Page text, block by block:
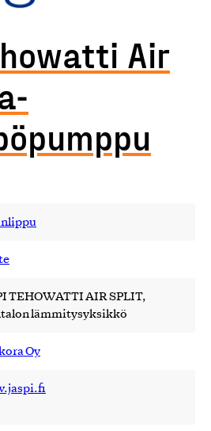
Air
TEHOWATTI AIR SPLIT,
lämmitysyksikkö
Oy